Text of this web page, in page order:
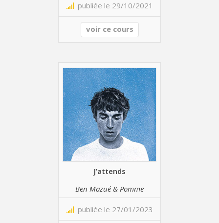
publiée le 29/10/2021
voir ce cours
J’attends
Ben Mazué & Pomme
publiée le 27/01/2023